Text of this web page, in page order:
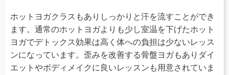
ホットヨガクラスもありしっかりと汗を流すことができ
ます。通常のホットヨガよりも少し室温を下げたホット
ヨガでデトックス効果は高く体への負担は少ないレッス
ンになっています。歪みを改善する骨盤ヨガもありダイ
エットやボディメイクに良いレッスンも用意されていま